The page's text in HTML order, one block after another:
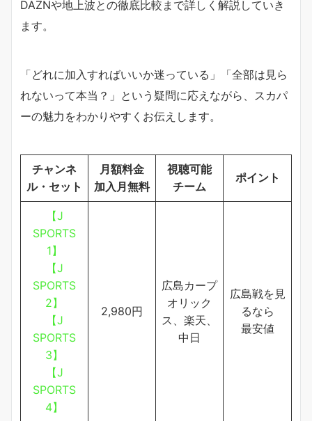
DAZNや地上波との徹底比較まで詳しく解説していき
ます。
「どれに加入すればいいか迷っている」「全部は見ら
れないって本当？」という疑問に応えながら、スカパ
ーの魅力をわかりやすくお伝えします。
チャンネ
ル・セット
月額料金
加入月無料
視聴可能
チーム
ポイント
【J
SPORTS
1】
【J
SPORTS
2】
【J
SPORTS
3】
【J
SPORTS
4】
2,980円
広島カープ
オリック
ス、楽天、
中日
広島戦を見
るなら
最安値